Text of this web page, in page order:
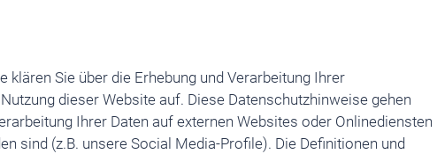
klären Sie über die Erhebung und Verarbeitung Ihrer
dieser Website auf. Diese Datenschutzhinweise gehen
Ihrer Daten auf externen Websites oder Onlinediensten
sind (z.B. unsere Social Media-Profile). Die Definitionen und